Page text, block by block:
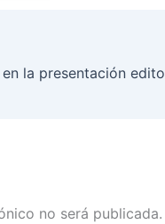
no será publicada.